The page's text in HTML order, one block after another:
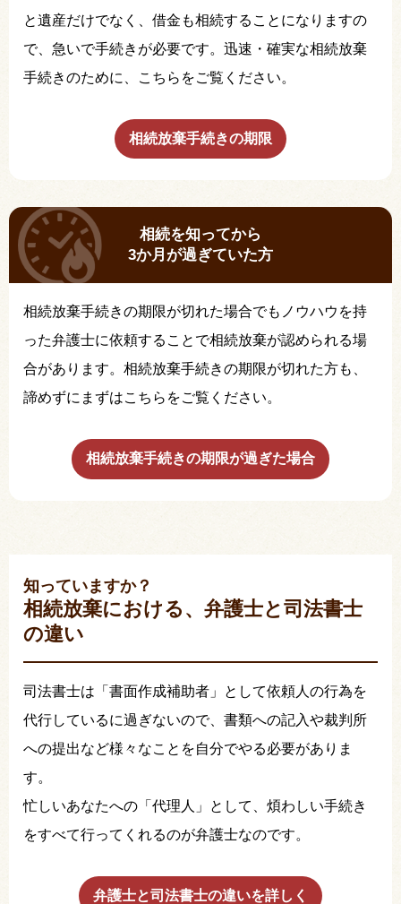
と遺産だけでなく、借金も相続することになりますの
で、急いで手続きが必要です。迅速・確実な相続放棄
手続きのために、こちらをご覧ください。
相続放棄手続きの期限
相続を知ってから
3か月が過ぎていた方
相続放棄手続きの期限が切れた場合でもノウハウを持
った弁護士に依頼することで相続放棄が認められる場
合があります。相続放棄手続きの期限が切れた方も、
諦めずにまずはこちらをご覧ください。
相続放棄手続きの期限が過ぎた場合
知っていますか？
相続放棄における、弁護士と司法書士
の違い
司法書士は「書面作成補助者」として依頼人の行為を
代行しているに過ぎないので、書類への記入や裁判所
への提出など様々なことを自分でやる必要がありま
す。
忙しいあなたへの「代理人」として、煩わしい手続き
をすべて行ってくれるのが弁護士なのです。
弁護士と司法書士の違いを詳しく